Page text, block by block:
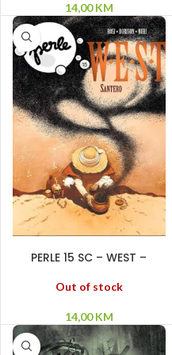
14,00KM
PERLE 15 SC – WEST –
Out of stock
14,00KM